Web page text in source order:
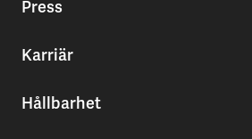
Press
Karriär
Hållbarhet